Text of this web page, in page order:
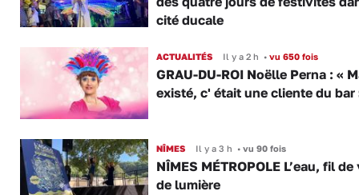
cité ducale
ACTUALITÉS Il y a 2 h •vu 650 fois
GRAU-DU-ROI Noëlle Perna : «
existé, c' était une cliente du bar
NÎMES Il y a 3 h •vu 90 fois
NÎMES MÉTROPOLE L’eau, fil de
de lumière